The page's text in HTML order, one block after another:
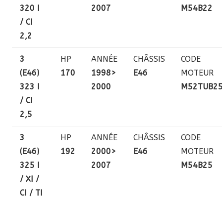
320 I
/ CI
2,2
2007
M54B22
3
(E46)
323 I
/ CI
2,5
HP
170
ANNÉE
1998>
2000
CHÂSSIS
E46
CODE
MOTEUR
3
(E46)
325 I
/ XI /
CI / TI
HP
192
ANNÉE
2000>
2007
CHÂSSIS
E46
CODE
MOTEUR
M54B25